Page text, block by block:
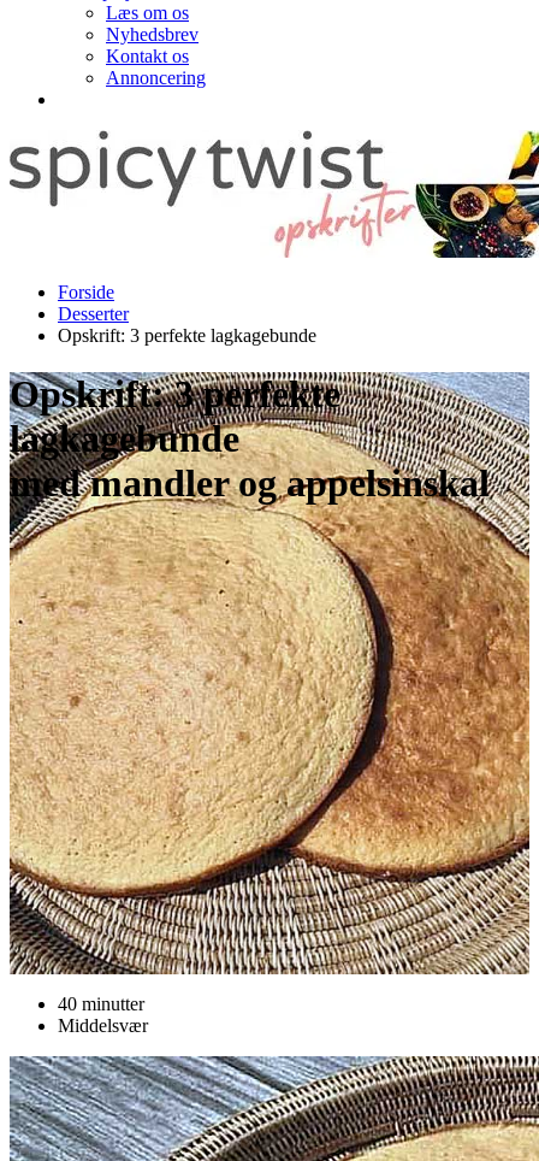
Læs om os
Nyhedsbrev
Kontakt os
Annoncering
Forside
Desserter
Opskrift: 3 perfekte lagkagebunde
Opskrift: 3 perfekte
lagkagebunde
med mandler og appelsinskal
40 minutter
Middelsvær